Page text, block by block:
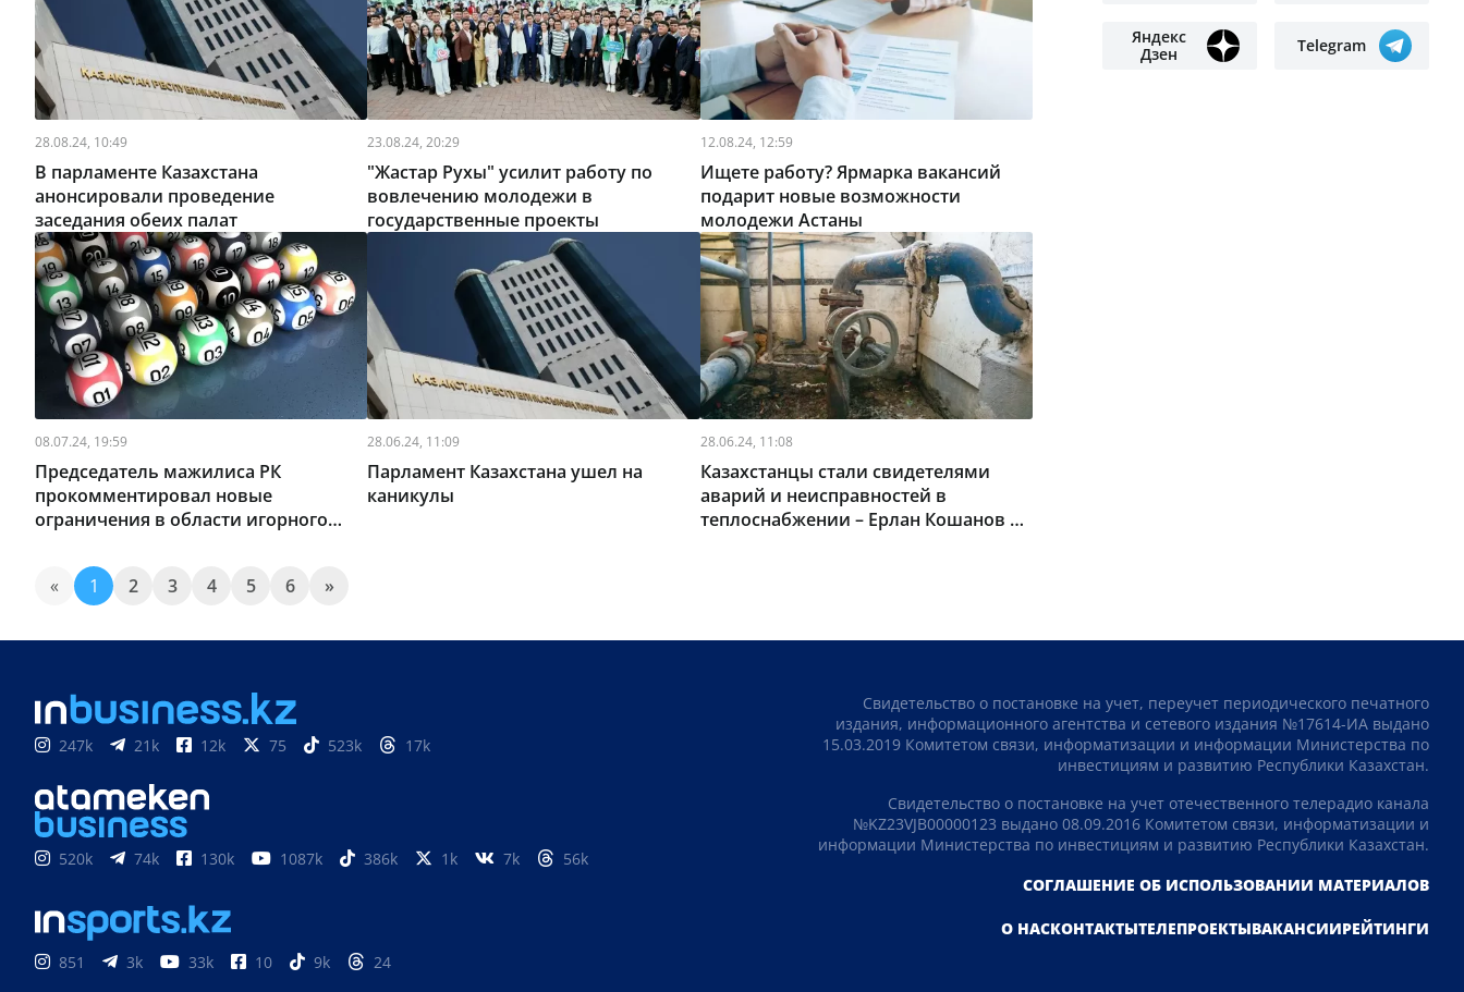
28.08.24, 10:49
В парламенте Казахстана
анонсировали проведение
заседания обеих палат
23.08.24, 20:29
"Жастар Рухы" усилит работу по
вовлечению молодежи в
государственные проекты
12.08.24, 12:59
Ищете работу? Ярмарка вакансий
подарит новые возможности
молодежи Астаны
08.07.24, 19:59
Председатель мажилиса РК
прокомментировал новые
ограничения в области игорного
28.06.24, 11:09
Парламент Казахстана ушел на
каникулы
28.06.24, 11:08
Казахстанцы стали свидетелями
аварий и неисправностей в
теплоснабжении – Ерлан Кошанов на
«
1 2 3 4 5 6 »
Яндекс
Дзен
Telegram
247k 21k 12k 75 523k 17k
520k 74k 130k 1087k 386k 1k 7k 56k
851 3k 33k 10 9k 24
Свидетельство о постановке на учет, переучет периодического печатного
издания, информационного агентства и сетевого издания №17614-ИА выдано
15.03.2019 Комитетом связи, информатизации и информации Министерства по
инвестициям и развитию Республики Казахстан.
Свидетельство о постановке на учет отечественного телерадио канала
№KZ23VJB00000123 выдано 08.09.2016 Комитетом связи, информатизации и
информации Министерства по инвестициям и развитию Республики Казахстан.
СОГЛАШЕНИЕ ОБ ИСПОЛЬЗОВАНИИ МАТЕРИАЛОВ
О НАСКОНТАКТЫТЕЛЕПРОЕКТЫВАКАНСИИРЕЙТИНГИ